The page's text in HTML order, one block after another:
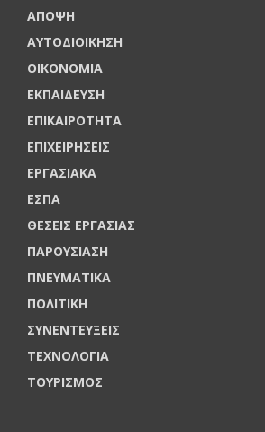
ΑΠΟΨΗ
ΑΥΤΟΔΙΟΙΚΗΣΗ
ΟΙΚΟΝΟΜΙΑ
ΕΚΠΑΙΔΕΥΣΗ
ΕΠΙΚΑΙΡΟΤΗΤΑ
ΕΠΙΧΕΙΡΗΣΕΙΣ
ΕΡΓΑΣΙΑΚΑ
ΕΣΠΑ
ΘΕΣΕΙΣ ΕΡΓΑΣΙΑΣ
ΠΑΡΟΥΣΙΑΣΗ
ΠΝΕΥΜΑΤΙΚΑ
ΠΟΛΙΤΙΚΗ
ΣΥΝΕΝΤΕΥΞΕΙΣ
ΤΕΧΝΟΛΟΓΙΑ
ΤΟΥΡΙΣΜΟΣ